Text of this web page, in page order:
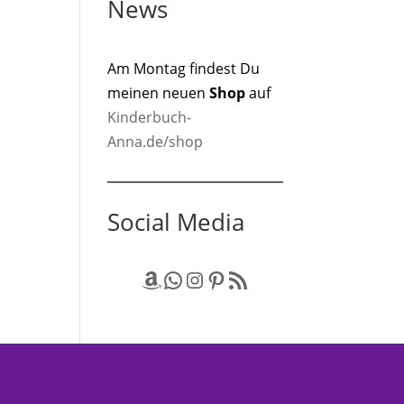
News
Am Montag findest Du
meinen neuenShopauf
Kinderbuch-
Anna.de/shop
Social Media
Amazon
WhatsApp
Instagram
Pinterest
RSS-Feed